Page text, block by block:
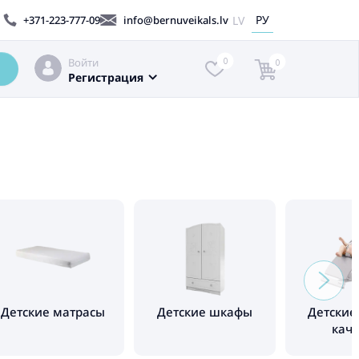
+371-223-777-09 info@bernuveikals.lv LV РУ
Войти
Регистрация
0 0
Детские матрасы Детские шкафы